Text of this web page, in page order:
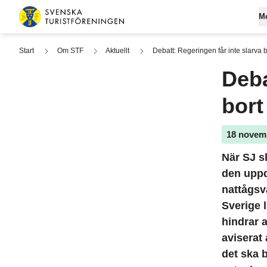
Hoppa till innehåll
Svenska Turistföreningen
Gå
Logga
Allt
Om
Start Om STF Aktuellt Debatt: Regeringen får inte slarva
18
När SJ
den
Sverige
hindrar
aviserat
det ska